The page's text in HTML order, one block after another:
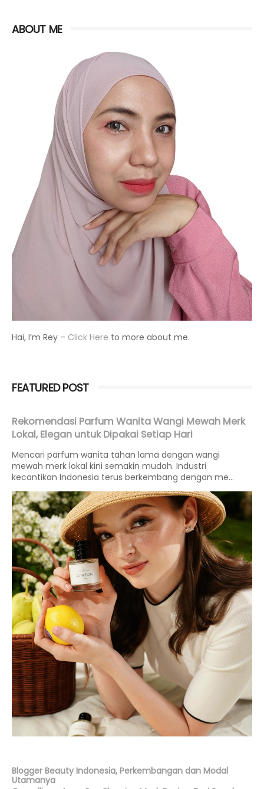
ABOUT ME
Hai, I’m Rey – Click Here to more about me.
FEATURED POST
Rekomendasi Parfum Wanita Wangi Mewah Merk
Lokal, Elegan untuk Dipakai Setiap Hari
Mencari parfum wanita tahan lama dengan wangi
mewah merk lokal kini semakin mudah. Industri
kecantikan Indonesia terus berkembang dengan me...
Blogger Beauty Indonesia, Perkembangan dan Modal
Utamanya